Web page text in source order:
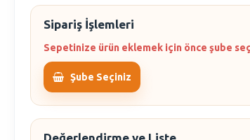
Sipariş İşlemleri
Sepetinize ürün eklemek için önce şube
Şube Seçiniz